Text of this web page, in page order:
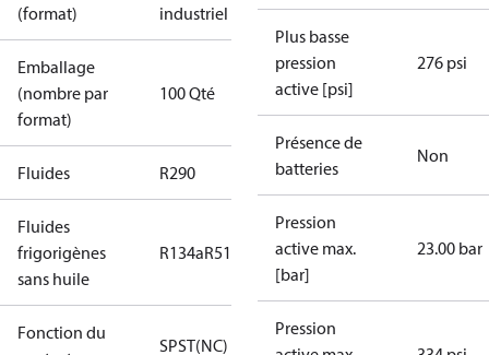
(format)
industriel
Emballage
(nombre par
format)
100 Qté
Fluides R290
Fluides
frigorigènes
sans huile
R134aR513A
Fonction du
SPST(NC)
Plus basse
pression
active [psi]
276 psi
Présence de
batteries
Non
Pression
active max.
[bar]
23.00 bar
Pression